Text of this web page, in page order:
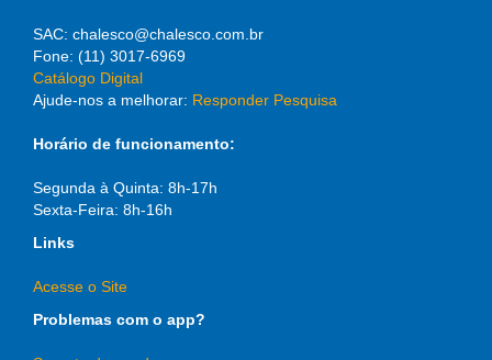
SAC: chalesco@chalesco.com.br
Fone: (11) 3017-6969
Catálogo Digital
Ajude-nos a melhorar: Responder Pesquisa
Horário de funcionamento:
Segunda à Quinta: 8h-17h
Sexta-Feira: 8h-16h
Links
Acesse o Site
Problemas com o app?